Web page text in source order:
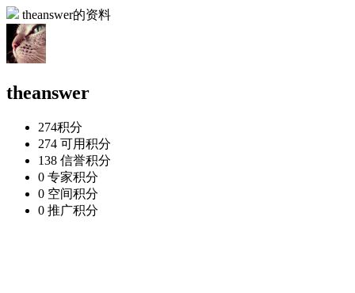
theanswer的资料
theanswer
274积分
274 可用积分
138 信誉积分
0 专家积分
0 空间积分
0 推广积分